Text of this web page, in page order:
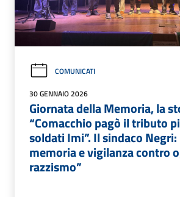
COMUNICATI
30 GENNAIO 2026
Giornata della Memoria, la
“Comacchio pagò il tributo
soldati Imi”. Il sindaco Negri:
memoria e vigilanza contro
razzismo”